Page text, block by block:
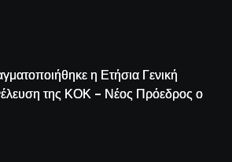
η Ετήσια Γενική
της ΚΟΚ – Νέος Πρόεδρος ο